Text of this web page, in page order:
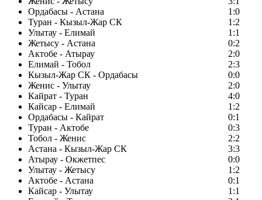
Ордабасы - Астана
1:0
Туран - Кызыл-Жар СК
1:2
Улытау - Елимай
1:1
Жетысу - Астана
0:2
Актобе - Атырау
2:0
Елимай - Тобол
2:3
Кызыл-Жар СК - Ордабасы
0:0
Женис - Улытау
2:0
Кайрат - Туран
4:0
Кайсар - Елимай
1:2
Ордабасы - Кайрат
0:1
Туран - Актобе
0:3
Тобол - Женис
2:2
Астана - Кызыл-Жар СК
3:3
Атырау - Окжетпес
0:0
Улытау - Жетысу
1:2
Актобе - Астана
0:1
Кайсар - Улытау
1:1